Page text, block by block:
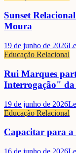
Sunset
Moura
19 de junho de 2026
Educação Relacional
Rui Marques
Interrogação" da
19 de junho de 2026
Educação Relacional
Capacitar para a
16 de junho de 2026